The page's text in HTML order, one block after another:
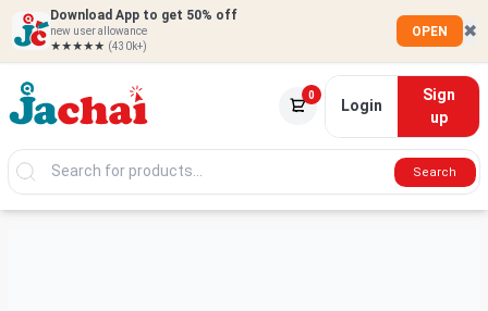
Download App to get 50% off
new user allowance
★★★★★ (430k+)
OPEN ✖
0
Login
Sign
up
Search